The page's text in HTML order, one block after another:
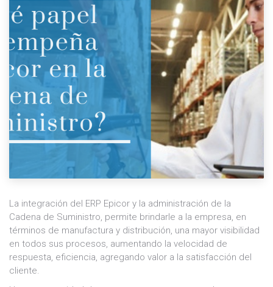
La integración del ERP Epicor y la administración de la
Cadena de Suministro, permite brindarle a la empresa, en
términos de manufactura y distribución, una mayor visibilidad
en todos sus procesos, aumentando la velocidad de
respuesta, eficiencia, agregando valor a la satisfacción del
cliente.